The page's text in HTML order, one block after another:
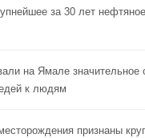
за 30 лет нефтяное
на Ямале значительное
к людям
признаны